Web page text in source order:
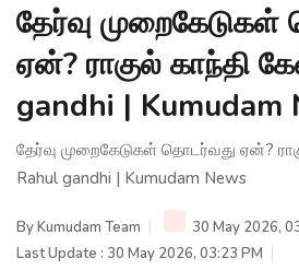
தேர்வு
ஏன்? ராகுல் காந்தி
gandhi | Kumudam
தேர்வு முறைகேடுகள் தொடர்வது ஏன்?
Rahul gandhi | Kumudam News
ByKumudam Team
30 May 2026,
Last Update : 30 May 2026, 03:23 PM